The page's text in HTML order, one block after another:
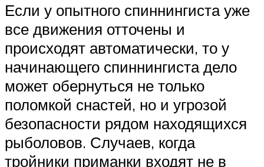
Если у опытного спиннингиста уже
все движения отточены и
происходят автоматически, то у
начинающего спиннингиста дело
может обернуться не только
поломкой снастей, но и угрозой
безопасности рядом находящихся
рыболовов. Случаев, когда
тройники приманки входят не в